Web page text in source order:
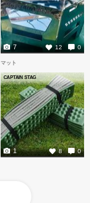
12 0
7
マット
CAPTAIN STAG
8 0
1